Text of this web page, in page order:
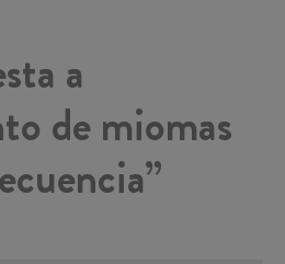
a
de miomas